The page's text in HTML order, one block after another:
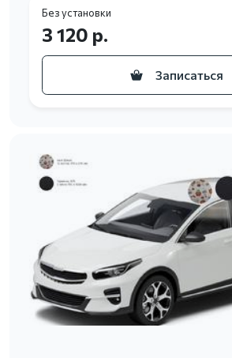
Без установки
3 120 р.
Записаться